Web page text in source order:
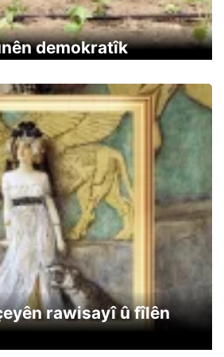
demokratîk
rawisayî û fîlên